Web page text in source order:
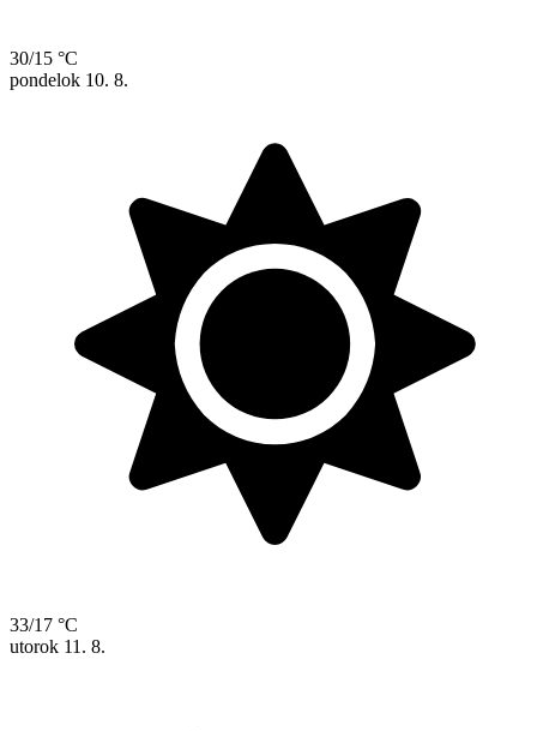
30/15 °C
pondelok 10. 8.
33/17 °C
utorok 11. 8.